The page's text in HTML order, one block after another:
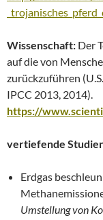
Wissenschaft: Der
auf die von
zurückzuführen
IPCC 2013, 2014).
https://
vertiefende
Erdgas
Umstellung von